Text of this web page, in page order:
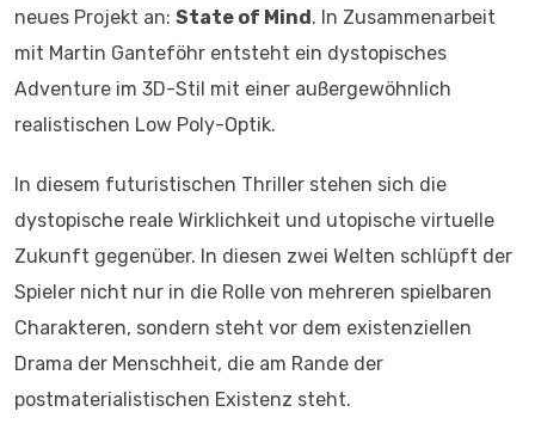
neues Projekt an: State of Mind. In Zusammenarbeit
mit Martin Ganteföhr entsteht ein dystopisches
Adventure im 3D-Stil mit einer außergewöhnlich
realistischen Low Poly-Optik.
In diesem futuristischen Thriller stehen sich die
dystopische reale Wirklichkeit und utopische virtuelle
Zukunft gegenüber. In diesen zwei Welten schlüpft der
Spieler nicht nur in die Rolle von mehreren spielbaren
Charakteren, sondern steht vor dem existenziellen
Drama der Menschheit, die am Rande der
postmaterialistischen Existenz steht.